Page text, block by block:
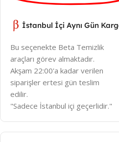
İstanbul İçi Aynı Gün
Bu seçenekte Beta Temizlik
araçları görev almaktadır.
Akşam 22:00'a kadar verilen
siparişler ertesi gün teslim
edilir.
"Sadece İstanbul içi geçerlidir."